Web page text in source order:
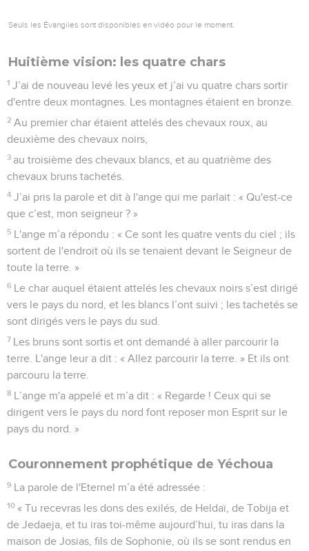
Seuls les Évangiles sont disponibles en vidéo pour le moment.
Huitième vision: les quatre chars
1 J’ai de nouveau levé les yeux et j’ai vu quatre chars sortir
d'entre deux montagnes. Les montagnes étaient en bronze.
2 Au premier char étaient attelés des chevaux roux, au
deuxième des chevaux noirs,
3 au troisième des chevaux blancs, et au quatrième des
chevaux bruns tachetés.
4 J’ai pris la parole et dit à l'ange qui me parlait : « Qu'est-ce
que c’est, mon seigneur ? »
5 L'ange m’a répondu : « Ce sont les quatre vents du ciel ; ils
sortent de l'endroit où ils se tenaient devant le Seigneur de
toute la terre. »
6 Le char auquel étaient attelés les chevaux noirs s’est dirigé
vers le pays du nord, et les blancs l’ont suivi ; les tachetés se
sont dirigés vers le pays du sud.
7 Les bruns sont sortis et ont demandé à aller parcourir la
terre. L'ange leur a dit : « Allez parcourir la terre. » Et ils ont
parcouru la terre.
8 L’ange m'a appelé et m’a dit : « Regarde ! Ceux qui se
dirigent vers le pays du nord font reposer mon Esprit sur le
pays du nord. »
Couronnement prophétique de Yéchoua
9 La parole de l'Eternel m’a été adressée :
10 « Tu recevras les dons des exilés, de Heldaï, de Tobija et
de Jedaeja, et tu iras toi-même aujourd’hui, tu iras dans la
maison de Josias, fils de Sophonie, où ils se sont rendus en